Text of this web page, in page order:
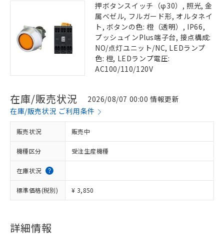
押ボタンスイッチ（φ30）, 照光, 金
属ベゼル, フルガード形, オルタネイ
ト, ボタンの色: 橙（透明）, IP66,
プッシュインPlus端子台, 接点構成:
NO/点灯ユニット/NC, LEDランプ
色: 橙, LEDランプ電圧:
AC100/110/120V
在庫/販売状況
2026/08/07 00:00 情報更新
在庫/販売状況 ご利用条件
販売状況 販売中
機種区分 受注生産機種
在庫状況
標準価格(税別) ¥ 3,850
詳細情報